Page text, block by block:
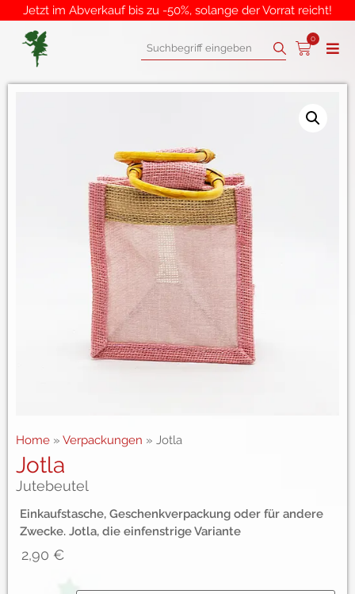
Jetzt im Abverkauf bis zu -50%, solange der Vorrat reicht!
0
Home » Verpackungen » Jotla
Jotla
Jutebeutel
Einkaufstasche, Geschenkverpackung oder für andere
Zwecke. Jotla, die einfenstrige Variante
2,90 €